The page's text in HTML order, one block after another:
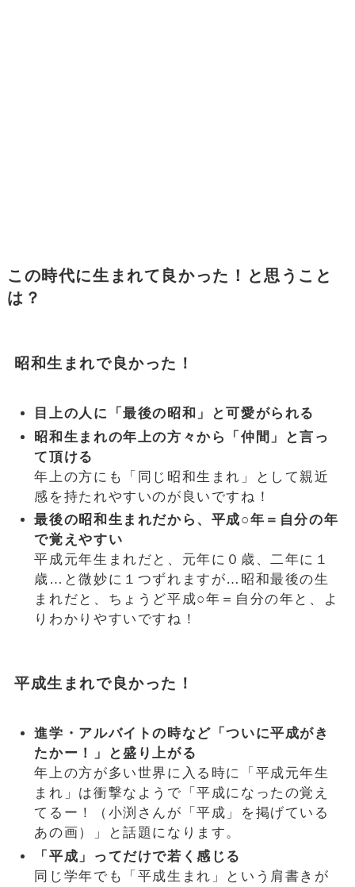
この時代に生まれて良かった！と思うこと
は？
昭和生まれで良かった！
目上の人に「最後の昭和」と可愛がられる
昭和生まれの年上の方々から「仲間」と言っ
て頂ける
年上の方にも「同じ昭和生まれ」として親近
感を持たれやすいのが良いですね！
最後の昭和生まれだから、平成○年＝自分の年
で覚えやすい
平成元年生まれだと、元年に０歳、二年に１
歳…と微妙に１つずれますが…昭和最後の生
まれだと、ちょうど平成○年＝自分の年と、よ
りわかりやすいですね！
平成生まれで良かった！
進学・アルバイトの時など「ついに平成がき
たかー！」と盛り上がる
年上の方が多い世界に入る時に「平成元年生
まれ」は衝撃なようで「平成になったの覚え
てるー！（小渕さんが「平成」を掲げている
あの画）」と話題になります。
「平成」ってだけで若く感じる
同じ学年でも「平成生まれ」という肩書きが